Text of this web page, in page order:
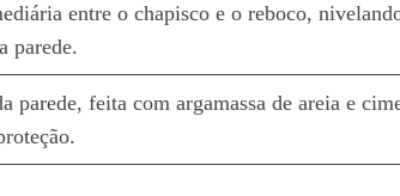
entre o chapisco e o reboco,
parede.
parede, feita com argamassa de areia e